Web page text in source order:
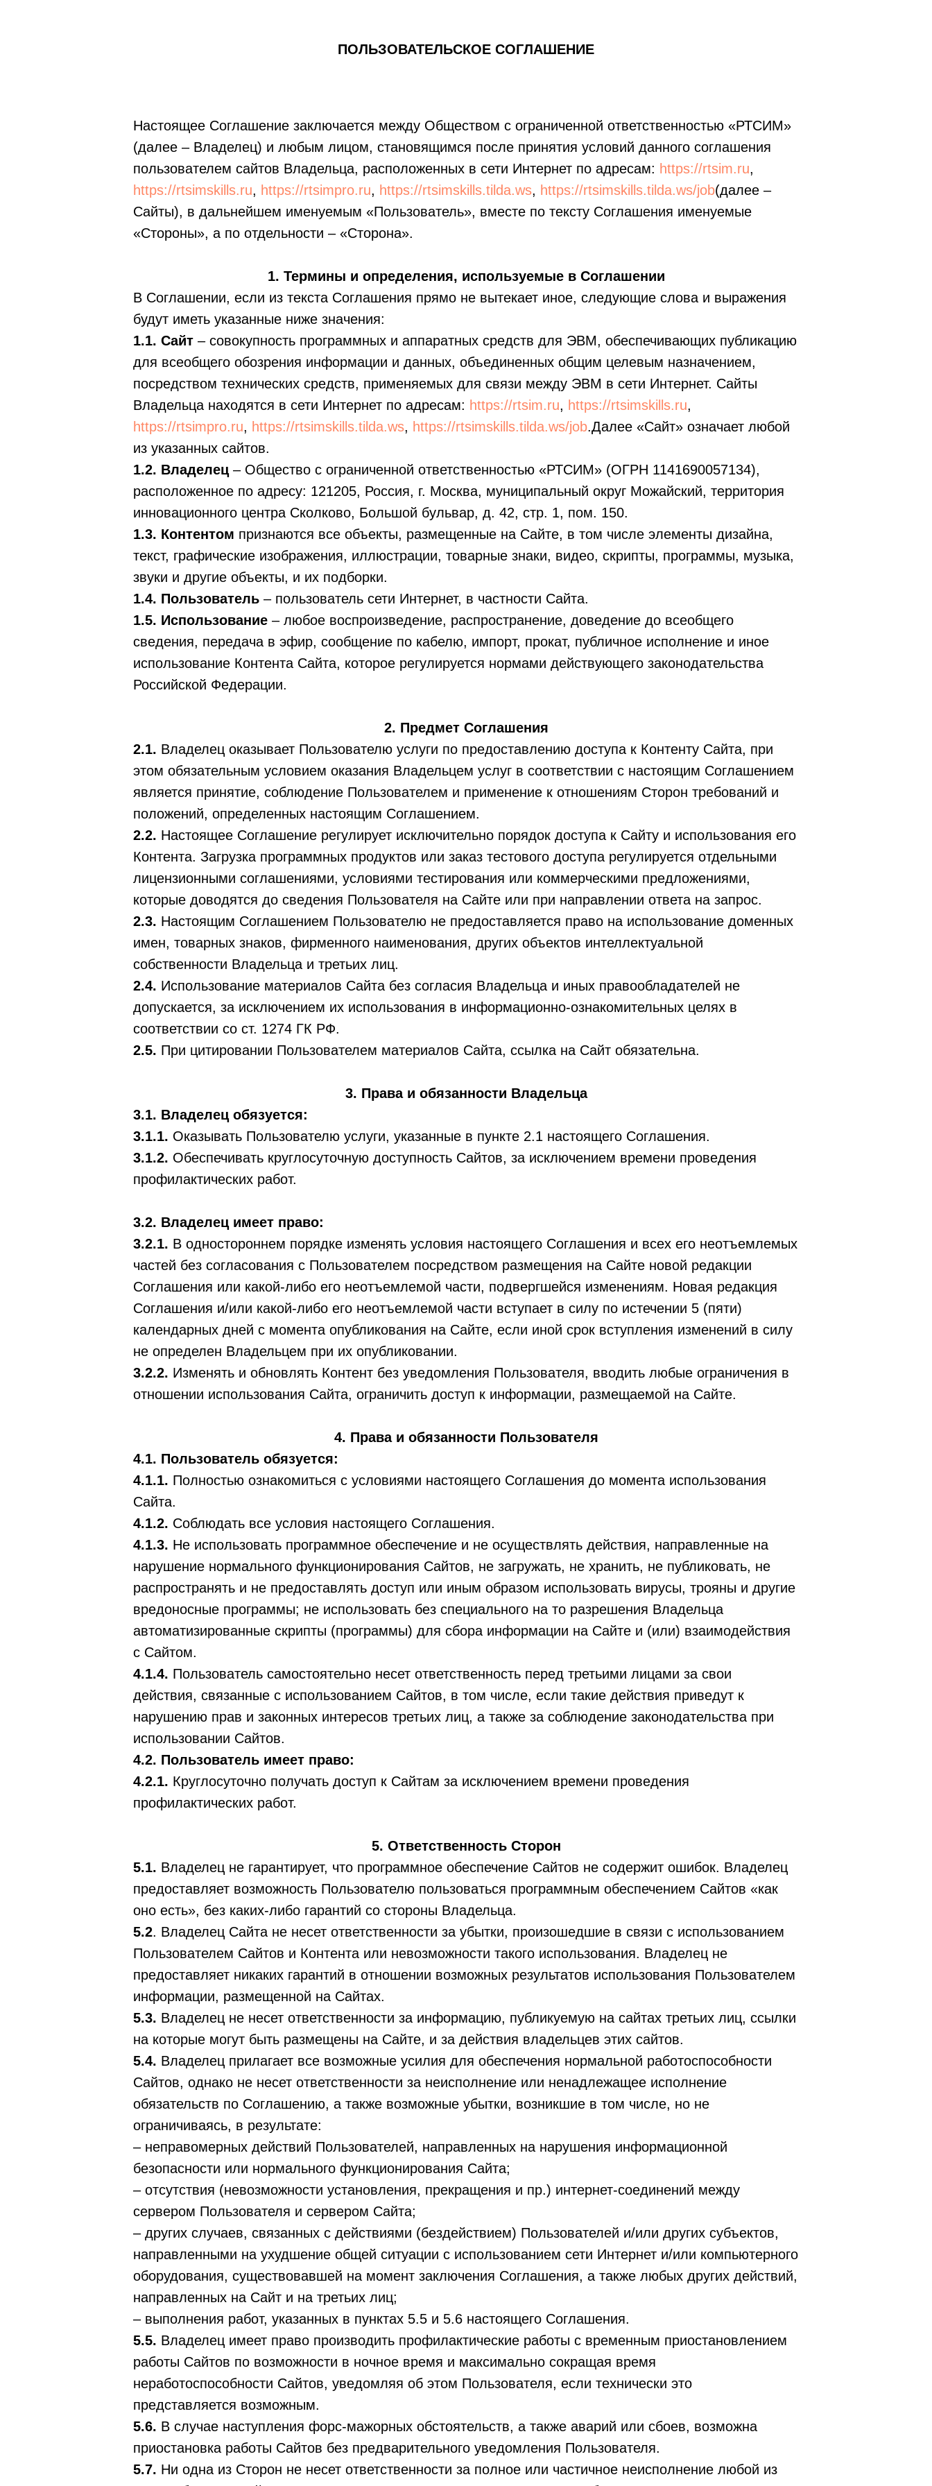
ПОЛЬЗОВАТЕЛЬСКОЕ СОГЛАШЕНИЕ
Настоящее Соглашение заключается между Обществом с ограниченной ответственностью «РТСИМ»
(далее – Владелец) и любым лицом, становящимся после принятия условий данного соглашения
пользователем сайтов Владельца, расположенных в сети Интернет по адресам: https://rtsim.ru,
https://rtsimskills.ru, https://rtsimpro.ru, https://rtsimskills.tilda.ws, https://rtsimskills.tilda.ws/job(далее –
Сайты), в дальнейшем именуемым «Пользователь», вместе по тексту Соглашения именуемые
«Стороны», а по отдельности – «Сторона».
1. Термины и определения, используемые в Соглашении
В Соглашении, если из текста Соглашения прямо не вытекает иное, следующие слова и выражения
будут иметь указанные ниже значения:
1.1. Сайт – совокупность программных и аппаратных средств для ЭВМ, обеспечивающих публикацию
для всеобщего обозрения информации и данных, объединенных общим целевым назначением,
посредством технических средств, применяемых для связи между ЭВМ в сети Интернет. Сайты
Владельца находятся в сети Интернет по адресам: https://rtsim.ru, https://rtsimskills.ru,
https://rtsimpro.ru, https://rtsimskills.tilda.ws, https://rtsimskills.tilda.ws/job.Далее «Сайт» означает любой
из указанных сайтов.
1.2. Владелец– Общество с ограниченной ответственностью «РТСИМ» (ОГРН 1141690057134),
расположенное по адресу: 121205, Россия, г. Москва, муниципальный округ Можайский, территория
инновационного центра Сколково, Большой бульвар, д. 42, стр. 1, пом. 150.
1.3. Контентом признаются все объекты, размещенные на Сайте, в том числе элементы дизайна,
текст, графические изображения, иллюстрации, товарные знаки, видео, скрипты, программы, музыка,
звуки и другие объекты, и их подборки.
1.4. Пользователь – пользователь сети Интернет, в частности Сайта.
1.5. Использование – любое воспроизведение, распространение, доведение до всеобщего
сведения, передача в эфир, сообщение по кабелю, импорт, прокат, публичное исполнение и иное
использование Контента Сайта, которое регулируется нормами действующего законодательства
Российской Федерации.
2. Предмет Соглашения
2.1. Владелец оказывает Пользователю услуги по предоставлению доступа к Контенту Сайта, при
этом обязательным условием оказания Владельцем услуг в соответствии с настоящим Соглашением
является принятие, соблюдение Пользователем и применение к отношениям Сторон требований и
положений, определенных настоящим Соглашением.
2.2. Настоящее Соглашение регулирует исключительно порядок доступа к Сайту и использования его
Контента. Загрузка программных продуктов или заказ тестового доступа регулируется отдельными
лицензионными соглашениями, условиями тестирования или коммерческими предложениями,
которые доводятся до сведения Пользователя на Сайте или при направлении ответа на запрос.
2.3. Настоящим Соглашением Пользователю не предоставляется право на использование доменных
имен, товарных знаков, фирменного наименования, других объектов интеллектуальной
собственности Владельца и третьих лиц.
2.4. Использование материалов Сайта без согласия Владельца и иных правообладателей не
допускается, за исключением их использования в информационно-ознакомительных целях в
соответствии со ст. 1274 ГК РФ.
2.5. При цитировании Пользователем материалов Сайта, ссылка на Сайт обязательна.
3. Права и обязанности Владельца
3.1. Владелец обязуется:
3.1.1. Оказывать Пользователю услуги, указанные в пункте 2.1 настоящего Соглашения.
3.1.2. Обеспечивать круглосуточную доступность Сайтов, за исключением времени проведения
профилактических работ.
3.2. Владелец имеет право:
3.2.1. В одностороннем порядке изменять условия настоящего Соглашения и всех его неотъемлемых
частей без согласования с Пользователем посредством размещения на Сайте новой редакции
Соглашения или какой-либо его неотъемлемой части, подвергшейся изменениям. Новая редакция
Соглашения и/или какой-либо его неотъемлемой части вступает в силу по истечении 5 (пяти)
календарных дней с момента опубликования на Сайте, если иной срок вступления изменений в силу
не определен Владельцем при их опубликовании.
3.2.2. Изменять и обновлять Контент без уведомления Пользователя, вводить любые ограничения в
отношении использования Сайта, ограничить доступ к информации, размещаемой на Сайте.
4. Права и обязанности Пользователя
4.1. Пользователь обязуется:
4.1.1. Полностью ознакомиться с условиями настоящего Соглашения до момента использования
Сайта.
4.1.2. Соблюдать все условия настоящего Соглашения.
4.1.3. Не использовать программное обеспечение и не осуществлять действия, направленные на
нарушение нормального функционирования Сайтов, не загружать, не хранить, не публиковать, не
распространять и не предоставлять доступ или иным образом использовать вирусы, трояны и другие
вредоносные программы; не использовать без специального на то разрешения Владельца
автоматизированные скрипты (программы) для сбора информации на Сайте и (или) взаимодействия
с Сайтом.
4.1.4. Пользователь самостоятельно несет ответственность перед третьими лицами за свои
действия, связанные с использованием Сайтов, в том числе, если такие действия приведут к
нарушению прав и законных интересов третьих лиц, а также за соблюдение законодательства при
использовании Сайтов.
4.2. Пользователь имеет право:
4.2.1. Круглосуточно получать доступ к Сайтам за исключением времени проведения
профилактических работ.
5. Ответственность Сторон
5.1. Владелец не гарантирует, что программное обеспечение Сайтов не содержит ошибок. Владелец
предоставляет возможность Пользователю пользоваться программным обеспечением Сайтов «как
оно есть», без каких-либо гарантий со стороны Владельца.
5.2. Владелец Сайта не несет ответственности за убытки, произошедшие в связи с использованием
Пользователем Сайтов и Контента или невозможности такого использования. Владелец не
предоставляет никаких гарантий в отношении возможных результатов использования Пользователем
информации, размещенной на Сайтах.
5.3. Владелец не несет ответственности за информацию, публикуемую на сайтах третьих лиц, ссылки
на которые могут быть размещены на Сайте, и за действия владельцев этих сайтов.
5.4. Владелец прилагает все возможные усилия для обеспечения нормальной работоспособности
Сайтов, однако не несет ответственности за неисполнение или ненадлежащее исполнение
обязательств по Соглашению, а также возможные убытки, возникшие в том числе, но не
ограничиваясь, в результате:
– неправомерных действий Пользователей, направленных на нарушения информационной
безопасности или нормального функционирования Сайта;
– отсутствия (невозможности установления, прекращения и пр.) интернет-соединений между
сервером Пользователя и сервером Сайта;
– других случаев, связанных с действиями (бездействием) Пользователей и/или других субъектов,
направленными на ухудшение общей ситуации с использованием сети Интернет и/или компьютерного
оборудования, существовавшей на момент заключения Соглашения, а также любых других действий,
направленных на Сайт и на третьих лиц;
– выполнения работ, указанных в пунктах 5.5 и 5.6 настоящего Соглашения.
5.5. Владелец имеет право производить профилактические работы с временным приостановлением
работы Сайтов по возможности в ночное время и максимально сокращая время
неработоспособности Сайтов, уведомляя об этом Пользователя, если технически это
представляется возможным.
5.6. В случае наступления форс-мажорных обстоятельств, а также аварий или сбоев, возможна
приостановка работы Сайтов без предварительного уведомления Пользователя.
5.7. Ни одна из Сторон не несет ответственности за полное или частичное неисполнение любой из